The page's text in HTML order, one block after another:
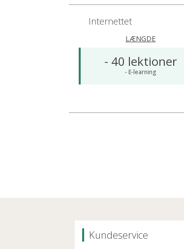
Internettet
LÆNGDE
- 40 lektioner
- E-learning
Kundeservice